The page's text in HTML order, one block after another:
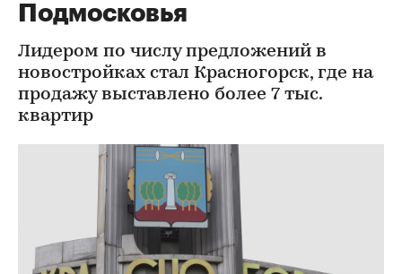
Подмосковья
Лидером по числу предложений в
новостройках стал Красногорск, где на
продажу выставлено более 7 тыс.
квартир